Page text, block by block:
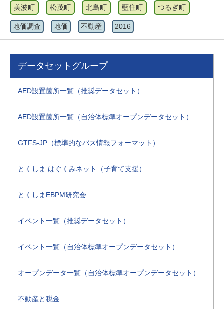
美波町 松茂町 北島町 藍住町 つるぎ町
地価調査 地価 不動産 2016
データセットグループ
AED設置箇所一覧（推奨データセット）
AED設置箇所一覧（自治体標準オープンデータセット）
GTFS-JP（標準的なバス情報フォーマット）
とくしま はぐくみネット（子育て支援）
とくしまEBPM研究会
イベント一覧（推奨データセット）
イベント一覧（自治体標準オープンデータセット）
オープンデータ一覧（自治体標準オープンデータセット）
不動産と税金